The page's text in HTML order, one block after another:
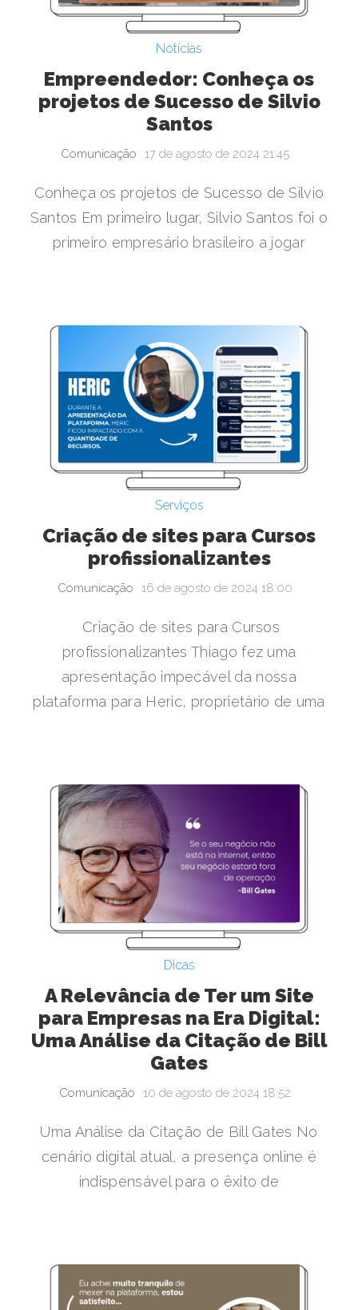
Notícias
Empreendedor: Conheça os
projetos de Sucesso de Silvio
Santos
Comunicação 17 de agosto de 2024 21:45
Conheça os projetos de Sucesso de Silvio
Santos Em primeiro lugar, Silvio Santos foi o
primeiro empresário brasileiro a jogar
Serviços
Criação de sites para Cursos
profissionalizantes
Comunicação 16 de agosto de 2024 18:00
Criação de sites para Cursos
profissionalizantes Thiago fez uma
apresentação impecável da nossa
plataforma para Heric, proprietário de uma
Dicas
A Relevância de Ter um Site
para Empresas na Era Digital:
Uma Análise da Citação de Bill
Gates
Comunicação 10 de agosto de 2024 18:52
Uma Análise da Citação de Bill Gates No
cenário digital atual, a presença online é
indispensável para o êxito de